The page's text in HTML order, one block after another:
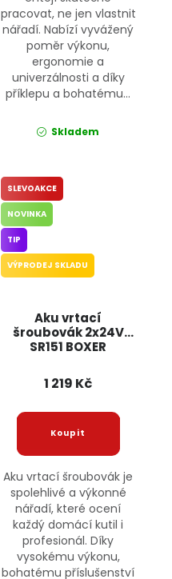
pracovat, ne jen vlastnit
nářadí. Nabízí vyvážený
poměr výkonu,
ergonomie a
univerzálnosti a díky
příklepu a bohatému...
Skladem
Aku vrtací
šroubovák 2x24V
SR151 BOXER
SLEVOAKCE
NOVINKA
TIP
VÝPRODEJ SKLADU
1 219 Kč
Aku vrtací šroubovák je
spolehlivé a výkonné
nářadí, které ocení
každý domácí kutil i
profesionál. Díky
vysokému výkonu,
bohatému příslušenství